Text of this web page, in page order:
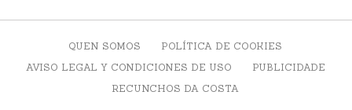
QUEN SOMOS
POLÍTICA DE COOKIES
AVISO LEGAL Y CONDICIONES DE USO
PUBLICIDADE
RECUNCHOS DA COSTA